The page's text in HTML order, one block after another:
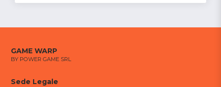
GAME WARP
BY POWER GAME SRL
Sede Legale